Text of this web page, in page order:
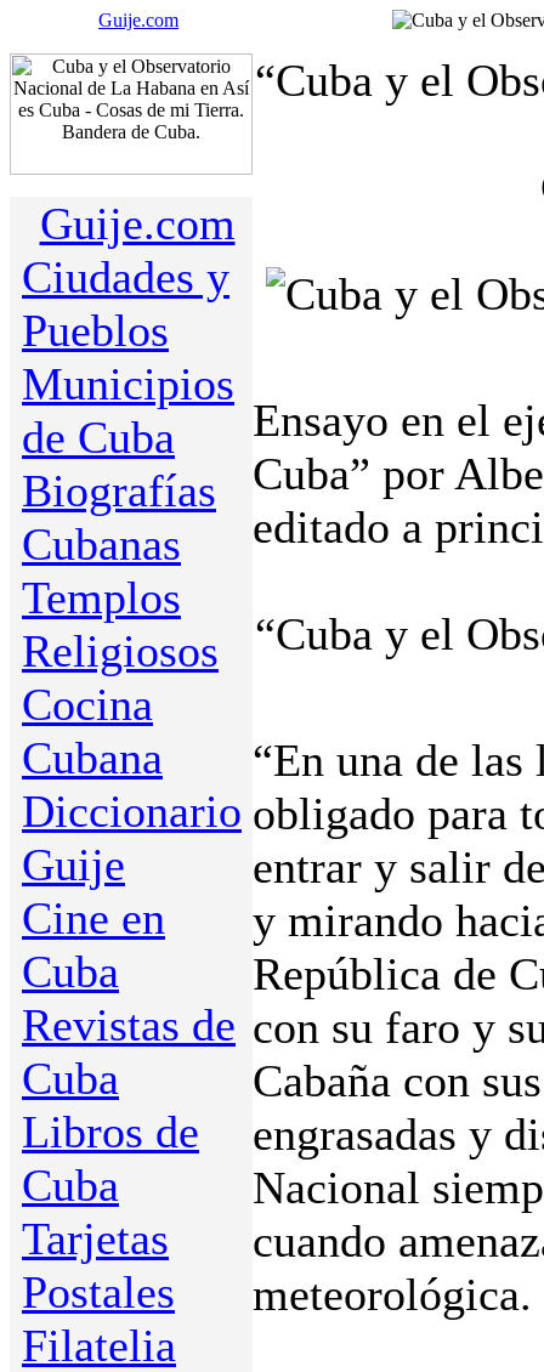
Guije.com
Guije.com
Ciudades y
Pueblos
Municipios
de Cuba
Biografías
Cubanas
Templos
Religiosos
Cocina
Cubana
Diccionario
Guije
Cine en
Cuba
Revistas de
Cuba
Libros de
Cuba
Tarjetas
Postales
Filatelia
“Cuba y el
Ensayo en el
Cuba” por
editado a
“Cuba y el
“En una de las
obligado para
entrar y salir
y mirando
República de
con su faro y
Cabaña con
engrasadas y
Nacional
cuando
meteorológica.